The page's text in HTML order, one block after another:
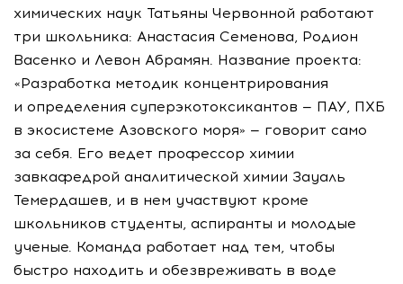
химических наук Татьяны Червонной работают
три школьника: Анастасия Семенова, Родион
Васенко и Левон Абрамян. Название проекта:
«Разработка методик концентрирования
и определения суперэкотоксикантов — ПАУ, ПХБ
в экосистеме Азовского моря» — говорит само
за себя. Его ведет профессор химии
завкафедрой аналитической химии Зауаль
Темердашев, и в нем участвуют кроме
школьников студенты, аспиранты и молодые
ученые. Команда работает над тем, чтобы
быстро находить и обезвреживать в воде